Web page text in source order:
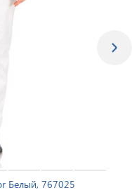
Белый, 767025